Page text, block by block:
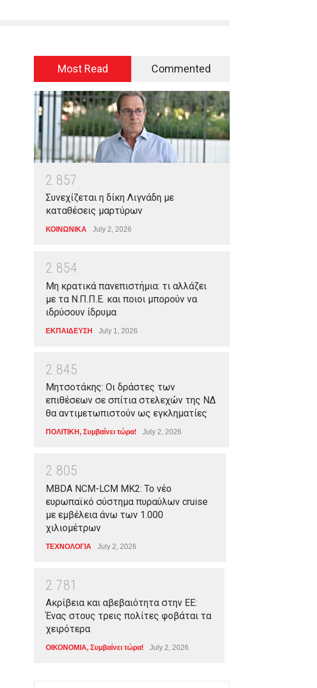
Most Read Commented
2 857
Συνεχίζεται η δίκη Λιγνάδη με
καταθέσεις μαρτύρων
ΚΟΙΝΩΝΙΚΑ July 2, 2026
2 854
Μη κρατικά πανεπιστήμια: τι αλλάζει
με τα Ν.Π.Π.Ε. και ποιοι μπορούν να
ιδρύσουν ίδρυμα
ΕΚΠΑΙΔΕΥΣΗ July 1, 2026
2 845
Μητσοτάκης: Οι δράστες των
επιθέσεων σε σπίτια στελεχών της ΝΔ
θα αντιμετωπιστούν ως εγκληματίες
ΠΟΛΙΤΙΚΗ, Συμβαίνει τώρα! July 2, 2026
2 805
MBDA NCM-LCM MK2: Το νέο
ευρωπαϊκό σύστημα πυραύλων cruise
με εμβέλεια άνω των 1.000
χιλιομέτρων
ΤΕΧΝΟΛΟΓΙΑ July 2, 2026
2 781
Ακρίβεια και αβεβαιότητα στην ΕΕ:
Ένας στους τρεις πολίτες φοβάται τα
χειρότερα
ΟΙΚΟΝΟΜΙΑ, Συμβαίνει τώρα! July 2, 2026